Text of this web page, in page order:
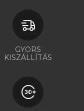
GYORS
KISZÁLLÍTÁS